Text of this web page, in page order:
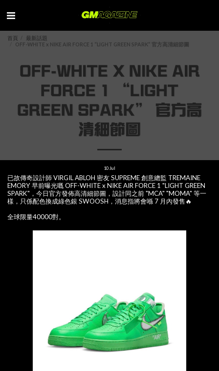
首頁
最新話題
OFF-WHITE x NIKE AIR FORCE 1 “LIGHT GREEN SPARK” 官方高清細節圖
OFF-WHITE X NIKE AIR
FORCE 1 “LIGHT
GREEN SPARK” 官方高
清細節圖
10 Jul
已故傳奇設計師 VIRGIL ABLOH 密友 SUPREME 創意總監 TREMAINE
EMORY 早前曝光嘅 OFF-WHITE x NIKE AIR FORCE 1 "LIGHT GREEN
SPARK"，今日官方發佈高清細節圖，設計同之前 "MCA" "MOMA" 等一
樣，只係配色換成綠色銀 SWOOSH，消息指將會喺 7 月內發售🔥
全球限量40000對。